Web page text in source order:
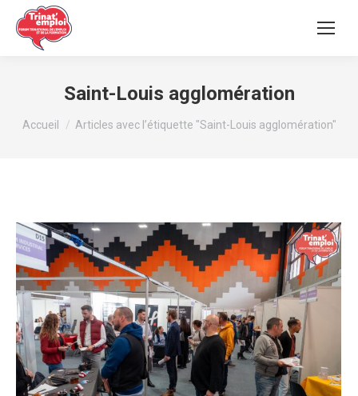
Saint-Louis agglomération
Vous êtes ici :
Accueil Articles avec l’étiquette "Saint-Louis agglomération"